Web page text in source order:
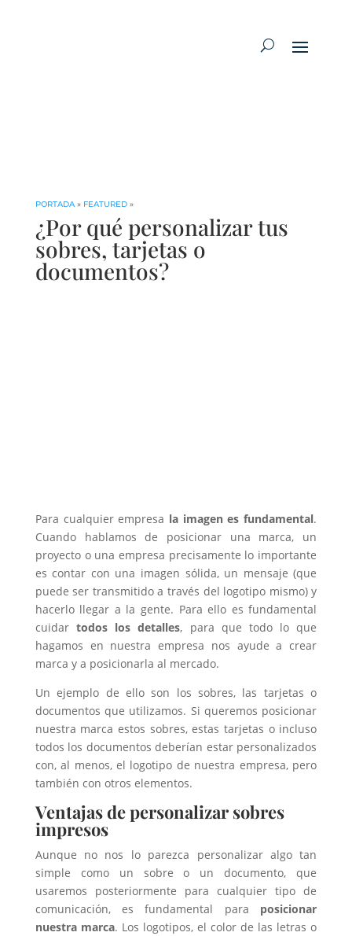
PORTADA» FEATURED»
¿Por qué personalizar tus
sobres, tarjetas o
documentos?
Para cualquier empresa la imagen es fundamental.
Cuando hablamos de posicionar una marca, un
proyecto o una empresa precisamente lo importante
es contar con una imagen sólida, un mensaje (que
puede ser transmitido a través del logotipo mismo) y
hacerlo llegar a la gente. Para ello es fundamental
cuidar todos los detalles, para que todo lo que
hagamos en nuestra empresa nos ayude a crear
marca y a posicionarla al mercado.
Un ejemplo de ello son los sobres, las tarjetas o
documentos que utilizamos. Si queremos posicionar
nuestra marca estos sobres, estas tarjetas o incluso
todos los documentos deberían estar personalizados
con, al menos, el logotipo de nuestra empresa, pero
también con otros elementos.
Ventajas de personalizar sobres
impresos
Aunque no nos lo parezca personalizar algo tan
simple como un sobre o un documento, que
usaremos posteriormente para cualquier tipo de
comunicación, es fundamental para posicionar
nuestra marca. Los logotipos, el color de las letras o